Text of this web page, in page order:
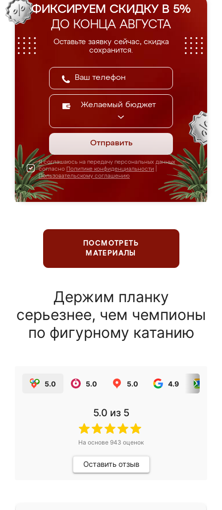
ФИКСИРУЕМ СКИДКУ В 5%
ДО КОНЦА АВГУСТА
Оставьте заявку сейчас, скидка
сохранится.
Желаемый бюджет
Отправить
Я соглашаюсь на передачу персональных данных
согласно Политике конфиденциальности
Пользовательскому соглашению
ПОСМОТРЕТЬ
МАТЕРИАЛЫ
Держим планку
серьезнее, чем чемпионы
по фигурному катанию
5.0 5.0 5.0 4.9
5.0 из 5
На основе 943 оценок
Оставить отзыв